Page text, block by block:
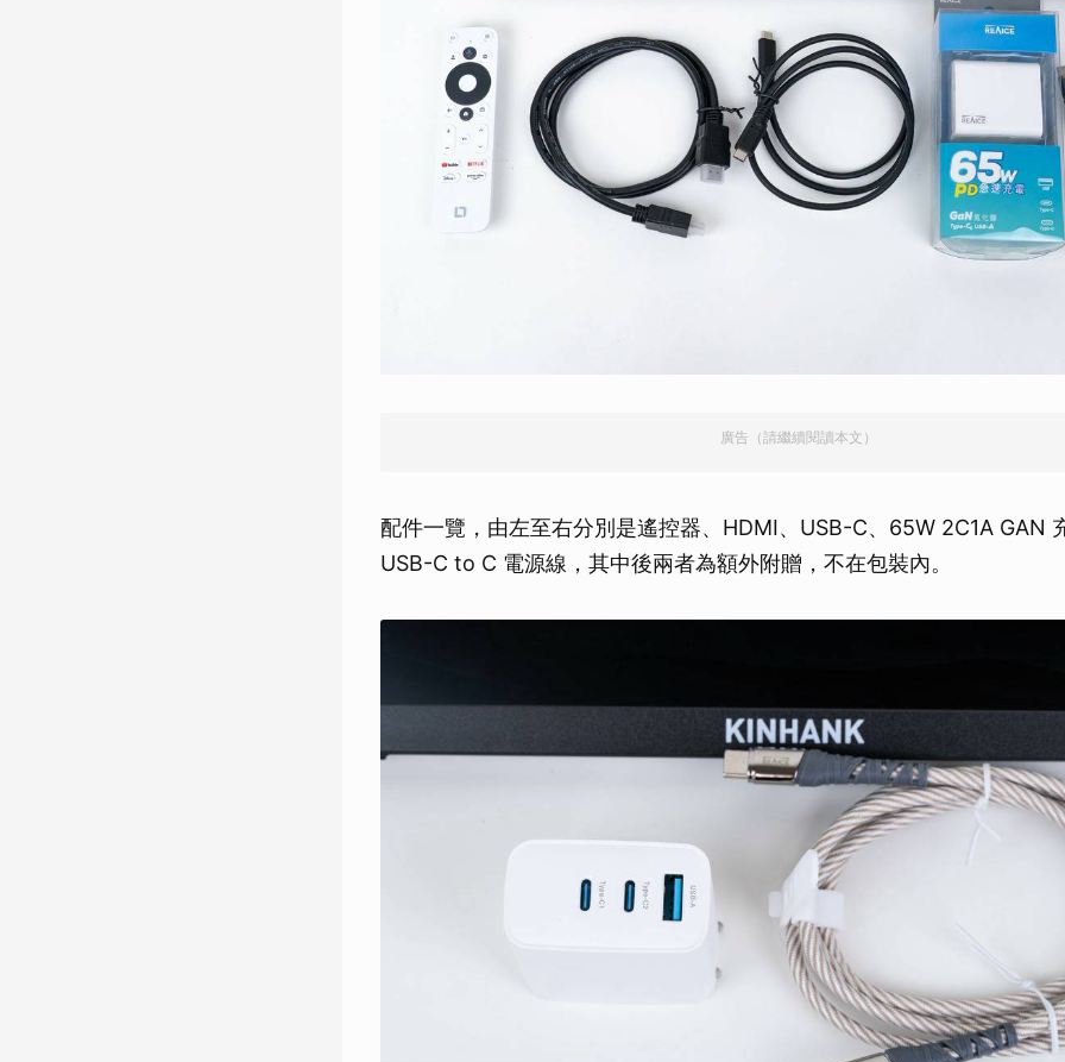
廣告（請繼續閱讀本文）
配件一覽，由左至右分別是遙控器、HDMI、USB-C、65W 2C1A GAN
USB-C to C 電源線，其中後兩者為額外附贈，不在包裝內。
取消